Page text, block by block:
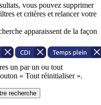
vous pouvez supprimer
et critères et relancer votre
apparaissent de la façon
un par un ou tout
« Tout réinitialiser ».
recherche